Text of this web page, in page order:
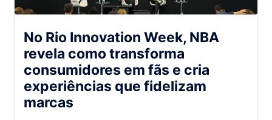
No Rio Innovation Week, NBA
revela como transforma
consumidores em fãs e cria
experiências que fidelizam
marcas